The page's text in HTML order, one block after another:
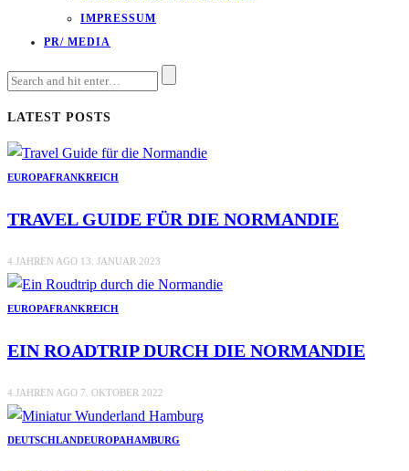
IMPRESSUM
PR/ MEDIA
LATEST POSTS
EUROPAFRANKREICH
TRAVEL GUIDE FÜR DIE NORMANDIE
4 JAHREN AGO 13. JANUAR 2023
EUROPAFRANKREICH
EIN ROADTRIP DURCH DIE NORMANDIE
4 JAHREN AGO 7. OKTOBER 2022
DEUTSCHLANDEUROPAHAMBURG